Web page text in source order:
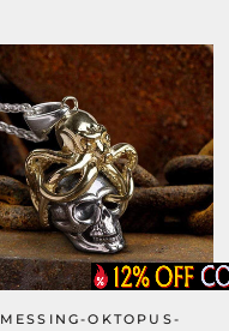
MESSING-OKTOPUS-